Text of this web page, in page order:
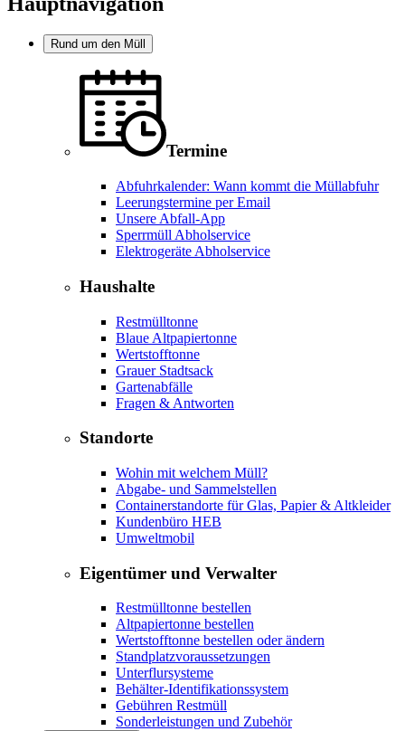
Rund um den Müll
Termine
Abfuhrkalender: Wann kommt die Müllabfuhr
Leerungstermine per Email
Unsere Abfall-App
Sperrmüll Abholservice
Elektrogeräte Abholservice
Haushalte
Restmülltonne
Blaue Altpapiertonne
Wertstofftonne
Grauer Stadtsack
Gartenabfälle
Fragen & Antworten
Standorte
Wohin mit welchem Müll?
Abgabe- und Sammelstellen
Containerstandorte für Glas, Papier & Altkleider
Kundenbüro HEB
Umweltmobil
Eigentümer und Verwalter
Restmülltonne bestellen
Altpapiertonne bestellen
Wertstofftonne bestellen oder ändern
Standplatzvoraussetzungen
Unterflursysteme
Behälter-Identifikationssystem
Gebühren Restmüll
Sonderleistungen und Zubehör